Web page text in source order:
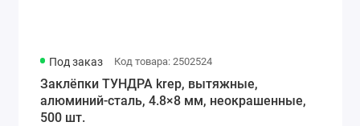
Под заказ Код товара: 2502524
Заклёпки ТУНДРА krep, вытяжные,
алюминий-сталь, 4.8×8 мм, неокрашенные,
500 шт.